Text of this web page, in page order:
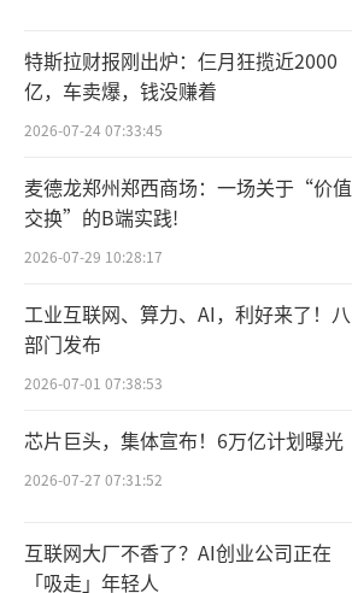
特斯拉财报刚出炉：仨月狂揽近2000
亿，车卖爆，钱没赚着
2026-07-24 07:33:45
麦德龙郑州郑西商场：一场关于“价值
交换”的B端实践!
2026-07-29 10:28:17
工业互联网、算力、AI，利好来了！八
部门发布
2026-07-01 07:38:53
芯片巨头，集体宣布！6万亿计划曝光
2026-07-27 07:31:52
互联网大厂不香了？AI创业公司正在
「吸走」年轻人